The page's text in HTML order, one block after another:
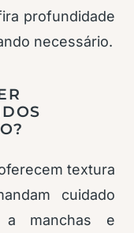
profundidade
necessário.
textura
cuidado
a manchas e